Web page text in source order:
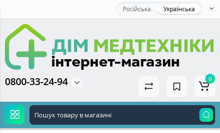
Російська Українська
0800-33-24-94 0